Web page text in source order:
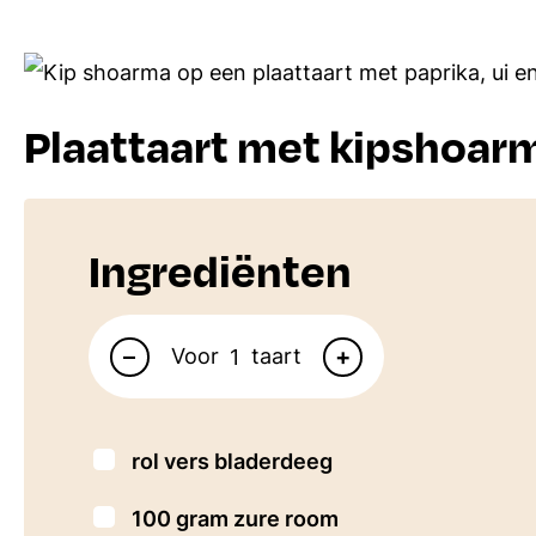
Plaattaart met
Ingrediënten
Aantal personen
– Voor taart +
▢
rol vers bladerdeeg
▢
100 gram zure room